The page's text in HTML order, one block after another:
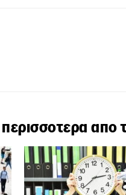
περισσοτερα απο